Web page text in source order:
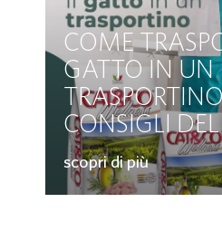
COME
GATTO IN UN
CONSIGLI
scopri di più